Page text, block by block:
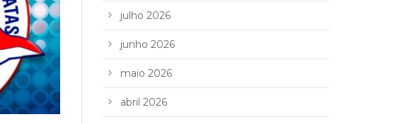
julho 2026
junho 2026
maio 2026
abril 2026